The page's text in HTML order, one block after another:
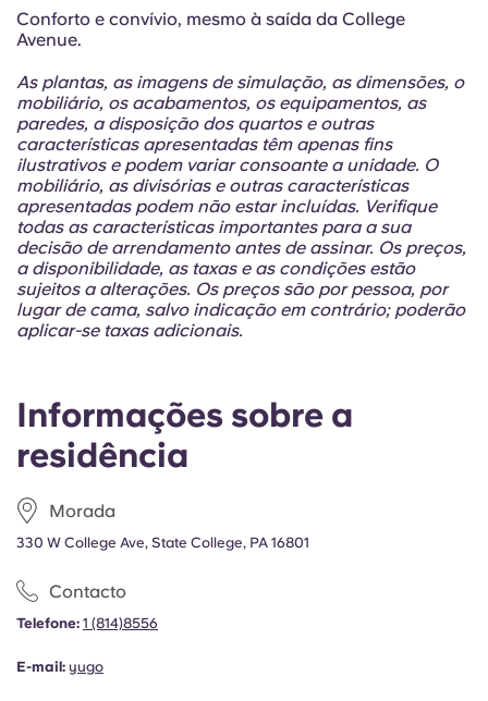
Informações sobre a
residência
Morada
330 W College Ave, State College, PA 16801
Contacto
Telefone: 1 (814)8556
E-mail: yugo
Conforto e convívio, mesmo à saída da College
Avenue.
As plantas, as imagens de simulação, as dimensões, o
mobiliário, os acabamentos, os equipamentos, as
paredes, a disposição dos quartos e outras
características apresentadas têm apenas fins
ilustrativos e podem variar consoante a unidade. O
mobiliário, as divisórias e outras características
apresentadas podem não estar incluídas. Verifique
todas as características importantes para a sua
decisão de arrendamento antes de assinar. Os preços,
a disponibilidade, as taxas e as condições estão
sujeitos a alterações. Os preços são por pessoa, por
lugar de cama, salvo indicação em contrário; poderão
aplicar-se taxas adicionais.